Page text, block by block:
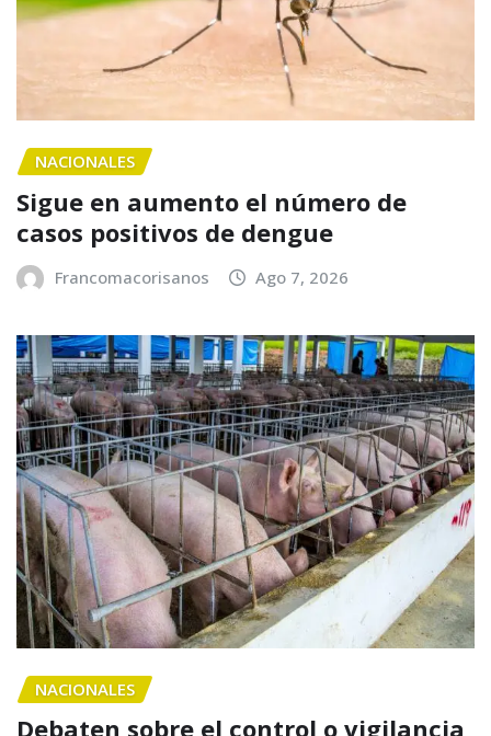
NACIONALES
Sigue en aumento el número de
casos positivos de dengue
Francomacorisanos Ago 7, 2026
NACIONALES
Debaten sobre el control o vigilancia